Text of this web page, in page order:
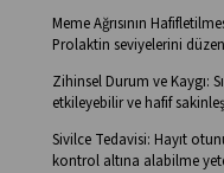
Meme Ağrısının
Prolaktin seviyelerini
Zihinsel Durum ve Kaygı:
etkileyebilir ve hafif
Sivilce Tedavisi: Hayıt
kontrol altına alabilme